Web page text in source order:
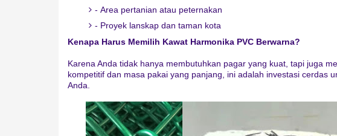
- Area pertanian atau peternakan
- Proyek lanskap dan taman kota
Kenapa Harus Memilih Kawat Harmonika PVC Berwarna?
Karena Anda tidak hanya membutuhkan pagar yang kuat, tapi juga
kompetitif dan masa pakai yang panjang, ini adalah investasi cerdas
Anda.